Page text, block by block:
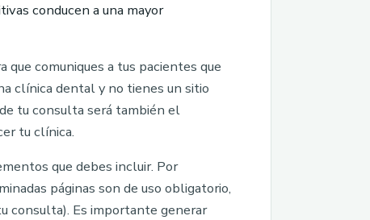
conducen a una mayor
comuniques a tus pacientes que
clínica dental y no tienes un sitio
tu consulta será también el
tu clínica.
que debes incluir. Por
páginas son de uso obligatorio,
consulta). Es importante generar